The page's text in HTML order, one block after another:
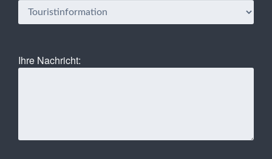
Ihre Nachricht: